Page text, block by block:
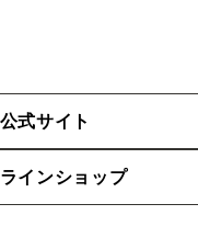
式サイト
インショップ